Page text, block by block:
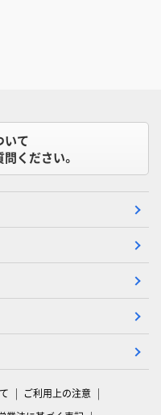
いて
ください。
ご利用上の注意